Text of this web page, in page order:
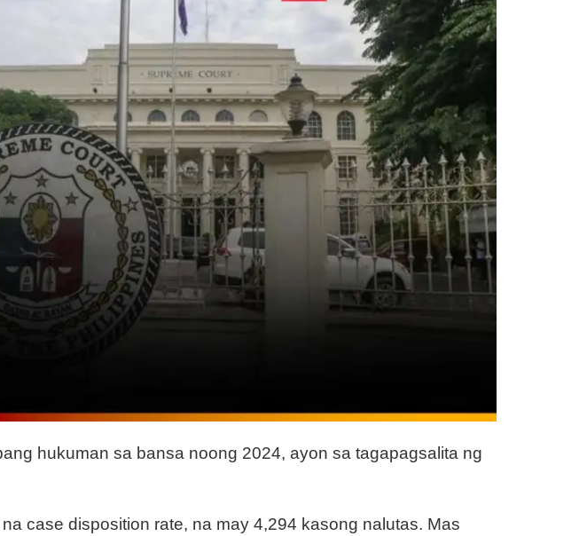
hukuman sa bansa noong 2024, ayon sa tagapagsalita ng
case disposition rate, na may 4,294 kasong nalutas. Mas